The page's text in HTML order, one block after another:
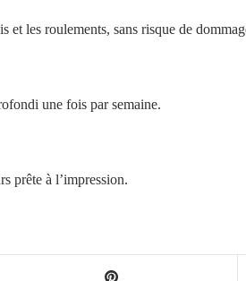
les roulements, sans risque de
une fois par semaine.
prête à l’impression.